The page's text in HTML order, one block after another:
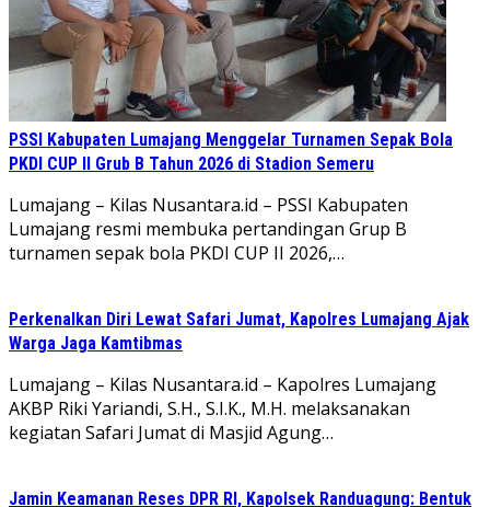
PSSI Kabupaten Lumajang Menggelar Turnamen Sepak Bola
PKDI CUP II Grub B Tahun 2026 di Stadion Semeru
Lumajang – Kilas Nusantara.id – PSSI Kabupaten
Lumajang resmi membuka pertandingan Grup B
turnamen sepak bola PKDI CUP II 2026,…
Perkenalkan Diri Lewat Safari Jumat, Kapolres Lumajang Ajak
Warga Jaga Kamtibmas
Lumajang – Kilas Nusantara.id – Kapolres Lumajang
AKBP Riki Yariandi, S.H., S.I.K., M.H. melaksanakan
kegiatan Safari Jumat di Masjid Agung…
Jamin Keamanan Reses DPR RI, Kapolsek Randuagung: Bentuk